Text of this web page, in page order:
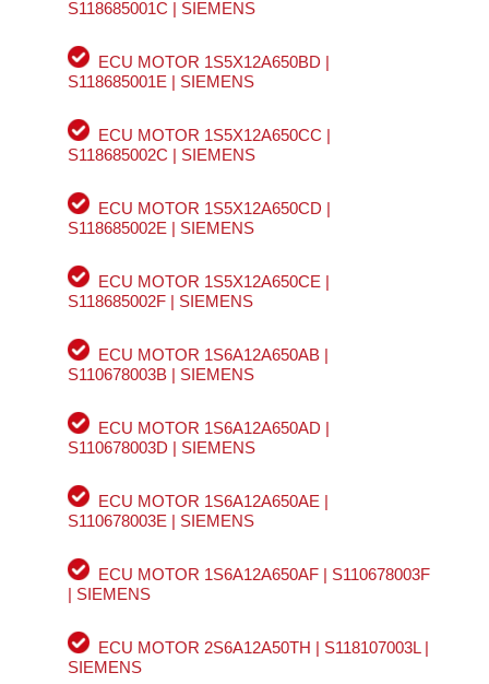
S118685001C | SIEMENS
ECU MOTOR 1S5X12A650BD |
S118685001E | SIEMENS
ECU MOTOR 1S5X12A650CC |
S118685002C | SIEMENS
ECU MOTOR 1S5X12A650CD |
S118685002E | SIEMENS
ECU MOTOR 1S5X12A650CE |
S118685002F | SIEMENS
ECU MOTOR 1S6A12A650AB |
S110678003B | SIEMENS
ECU MOTOR 1S6A12A650AD |
S110678003D | SIEMENS
ECU MOTOR 1S6A12A650AE |
S110678003E | SIEMENS
ECU MOTOR 1S6A12A650AF | S110678003F
| SIEMENS
ECU MOTOR 2S6A12A50TH | S118107003L |
SIEMENS